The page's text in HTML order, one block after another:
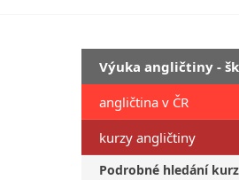
Výuka angličtiny -
angličtina v ČR
kurzy angličtiny
Podrobné hledání